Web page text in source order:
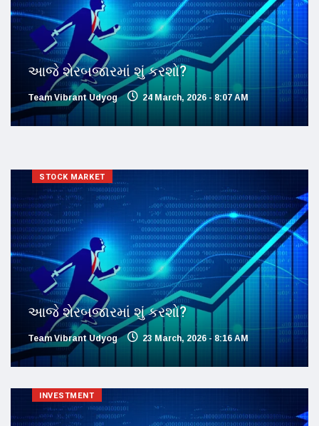
આજે શેરબજારમાં શું કરશો?
Team Vibrant Udyog 24 March, 2026 - 8:07 AM
STOCK MARKET
આજે શેરબજારમાં શું કરશો?
Team Vibrant Udyog 23 March, 2026 - 8:16 AM
INVESTMENT